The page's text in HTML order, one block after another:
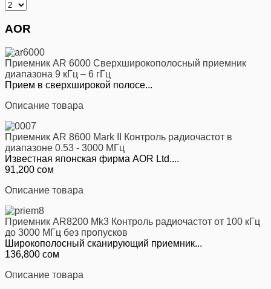
AOR
Приемник AR 6000 Cверхширокополосный приемник
диапазона 9 кГц – 6 гГц
Прием в сверхширокой полосе...
Описание товара
Приемник AR 8600 Mark II Контроль радиочастот в
диапазоне 0.53 - 3000 МГц
Известная японская фирма AOR Ltd....
91,200 сом
Описание товара
Приемник AR8200 Mk3 Контроль радиочастот от 100 кГц
до 3000 МГц без пропусков
Широкополосный сканирующий приемник...
136,800 сом
Описание товара